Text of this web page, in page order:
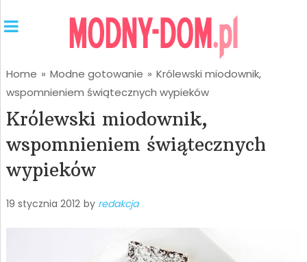
Home » Modne gotowanie » Królewski miodownik,
wspomnieniem świątecznych wypieków
Królewski miodownik,
wspomnieniem świątecznych
wypieków
19 stycznia 2012 by redakcja